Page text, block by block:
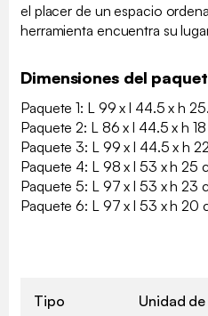
el placer de un espacio
herramienta encuentra su
Dimensiones del
Paquete 1: L 99 x l 44.5 x h
Paquete 2: L 86 x l 44.5 x h
Paquete 3: L 99 x l 44.5 x h
Paquete 4: L 98 x l 53 x h 25
Paquete 5: L 97 x l 53 x h 23
Paquete 6: L 97 x l 53 x h 20
Tipo Unidad